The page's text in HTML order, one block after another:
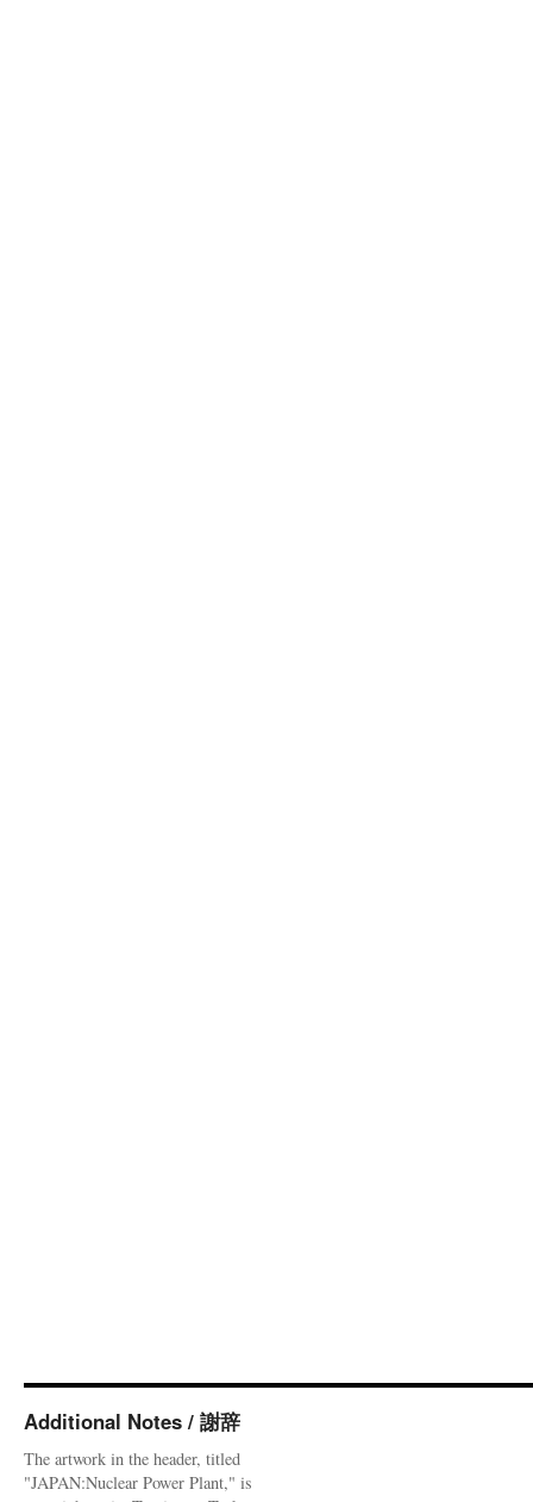
Additional Notes / 謝辞
The artwork in the header, titled
"JAPAN:Nuclear Power Plant," is